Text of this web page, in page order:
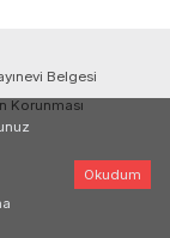
Belgesi
Korunması
Okudum